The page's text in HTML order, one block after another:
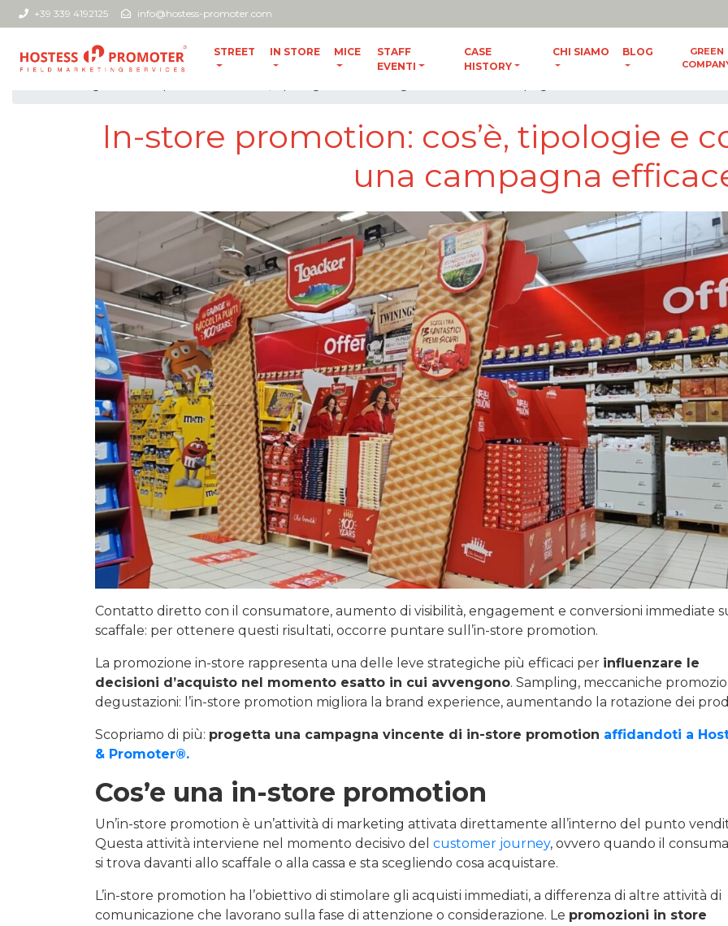
+39 339 4192125 info@hostess-promoter.com
STREET IN STORE MICE
STAFF
EVENTI
CASE
HISTORY
CHI SIAMO BLOG
GREEN
In-store promotion: cos’è, tipologie e
una campagna
Contatto diretto con il consumatore, aumento di visibilità, engagement e conversioni immediate
scaffale: per ottenere questi risultati, occorre puntare sull’in-store promotion.
La promozione in-store rappresenta una delle leve strategiche più efficaci per influenzare le
decisioni d’acquisto nel momento esatto in cui avvengono. Sampling, meccaniche
degustazioni: l’in-store promotion migliora la brand experience, aumentando la rotazione dei
Scopriamo di più: progetta una campagna vincente di in-store promotion affidandoti a
& Promoter®.
Cos’e una in-store promotion
Un’in-store promotion è un’attività di marketing attivata direttamente all’interno del punto
Questa attività interviene nel momento decisivo del customer journey, ovvero quando il
si trova davanti allo scaffale o alla cassa e sta scegliendo cosa acquistare.
L’in-store promotion ha l’obiettivo di stimolare gli acquisti immediati, a differenza di altre attività di
comunicazione che lavorano sulla fase di attenzione o considerazione. Le promozioni in store